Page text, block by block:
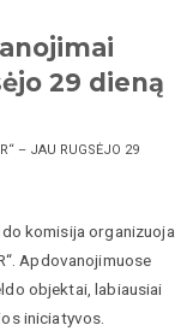
29 dieną
– JAU RUGSĖJO 29
komisija organizuoja
Apdovanojimuose
objektai, labiausiai
iniciatyvos.